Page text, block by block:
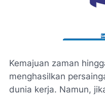
Kemajuan zaman
menghasilkan
dunia kerja. Namun,